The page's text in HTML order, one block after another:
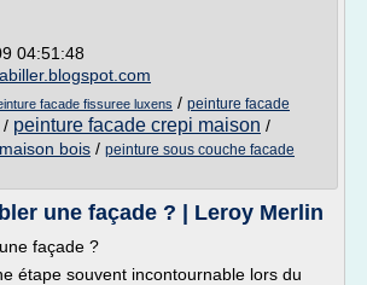
04:51:48
facade fissuree luxens / peinture facade
/ peinture facade crepi maison /
bois / peinture sous couche facade
une façade ? | Leroy Merlin
façade ?
étape souvent incontournable lors du